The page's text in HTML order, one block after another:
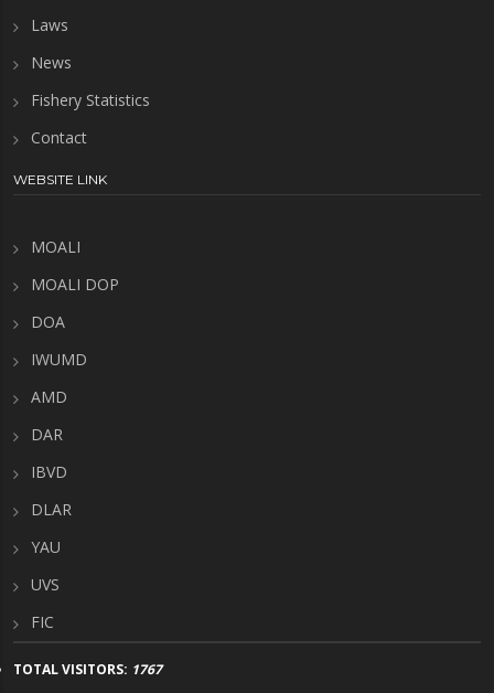
Laws
News
Fishery Statistics
Contact
WEBSITE LINK
MOALI
MOALI DOP
DOA
IWUMD
AMD
DAR
IBVD
DLAR
YAU
UVS
FIC
TOTAL VISITORS: 1767